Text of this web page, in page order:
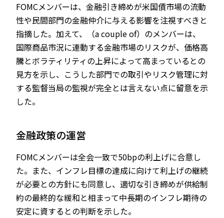
FOMCメンバーは、金融引き締めが米国債市場の流動
性や民間部門の金融仲介に与える影響を注視すべきと
指摘した。加えて、（a couple of）のメンバーは、
国際商品市況に連動する金融市場のリスクが、価格高
騰とボラティリティの上昇によって高まっているとの
見方を示し、こうした部門での取引やリスク管理に対
する監督当局の監視が完全とは言えない点に留意を示
した。
金融政策の運営
FOMCメンバーは全会一致で50bpの利上げに合意し
た。また、インフレ目標の達成に向けて利上げの継続
が必要との方針にも同意し、適切な引き締めが供給制
約の最終的な緩和と相まって中長期のインフレ期待の
安定に資するとの判断を示した。